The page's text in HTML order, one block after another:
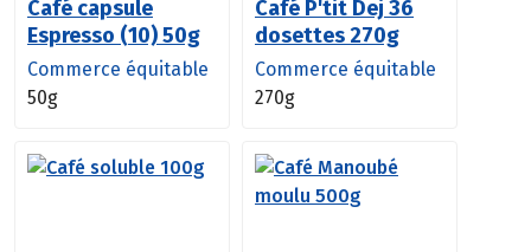
Café capsule
Espresso (10) 50g
Commerce équitable
50g
Café P'tit Dej 36
dosettes 270g
Commerce équitable
270g